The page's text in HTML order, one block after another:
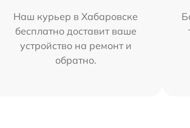
Наш курьер в Хабаровске
бесплатно доставит ваше
устройство на ремонт и
обратно.